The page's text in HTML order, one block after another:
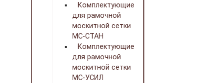
Комплектующие
для рамочной
москитной сетки
МС-СТАН
Комплектующие
для рамочной
москитной сетки
МС-УСИЛ